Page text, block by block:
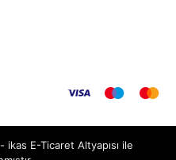
ikas E-Ticaret Altyapısı ile